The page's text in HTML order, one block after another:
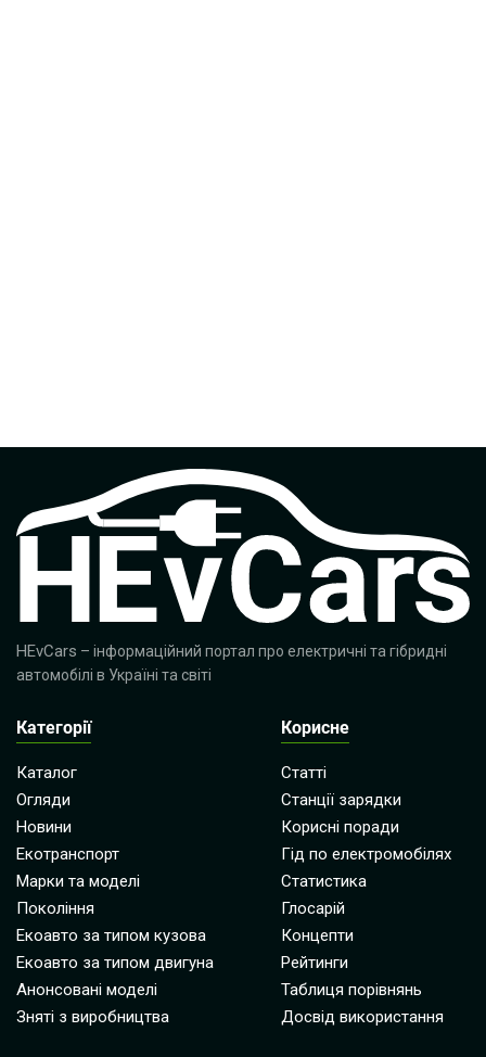
HEvCars – інформаційний портал про електричні та гібридні
автомобілі в Україні та світі
Категорії
Каталог
Огляди
Новини
Екотранспорт
Марки та моделі
Покоління
Екоавто за типом кузова
Екоавто за типом двигуна
Анонсовані моделі
Зняті з виробництва
Корисне
Статті
Станції зарядки
Корисні поради
Гід по електромобілях
Статистика
Глосарій
Концепти
Рейтинги
Таблиця порівнянь
Досвід використання